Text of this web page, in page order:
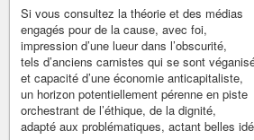
Si vous consultez la théorie et des médias
engagés pour de la cause, avec foi,
impression d’une lueur dans l’obscurité,
tels d’anciens carnistes qui se sont
et capacité d’une économie anticapitaliste,
un horizon potentiellement pérenne en piste
orchestrant de l’éthique, de la dignité,
adapté aux problématiques, actant belles